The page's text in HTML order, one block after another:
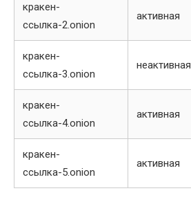
кракен-
ссылка-2.onion
активная
кракен-
ссылка-3.onion
неактивная
кракен-
ссылка-4.onion
активная
кракен-
ссылка-5.onion
активная